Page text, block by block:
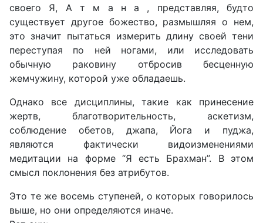
своего Я, А т м а н а , представляя, будто
существует другое божество, размышляя о нем,
это значит пытаться измерить длину своей тени
переступая по ней ногами, или исследовать
обычную раковину отбросив бесценную
жемчужину, которой уже обладаешь.
Однако все дисциплины, такие как принесение
жертв, благотворительность, аскетизм,
соблюдение обетов, джапа, Йога и пуджа,
являются фактически видоизменениями
медитации на форме “Я есть Брахман”. В этом
смысл поклонения без атрибутов.
Это те же восемь ступеней, о которых говорилось
выше, но они определяются иначе.